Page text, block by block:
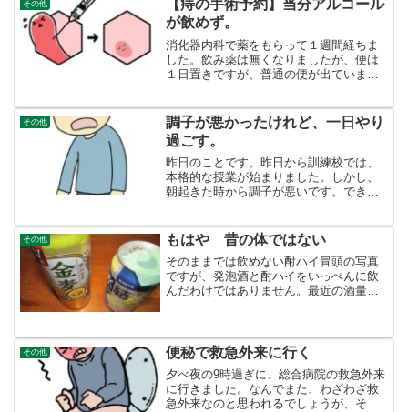
思い出せないスポーツ施設...
その他
【痔の手術予約】当分アルコール
が飲めず。
消化器内科で薬をもらって１週間経ちま
した。飲み薬は無くなりましたが、便は
１日置きですが、普通の便が出ていま
か、次病院で相談するんでした。消化器
内科では、痔の手術はしない...
その他
調子が悪かったけれど、一日やり
過ごす。
昨日のことです。昨日から訓練校では、
本格的な授業が始まりました。しかし、
朝起きた時から調子が悪いです。できる
っても、息切れ・動悸があるわけではあ
りません。どう言葉で表現...
その他 もはや 昔の体ではない
そのままでは飲めない酎ハイ冒頭の写真
ですが、発泡酒と酎ハイをいっぺんに飲
んだわけではありません。最近の酒量で
ません。スーパーに半額のシールが貼っ
てあったので、５００ｃ...
その他 便秘で救急外来に行く
夕べ夜の9時過ぎに、総合病院の救急外来
に行きました。なんでまた、わざわざ救
急外来なのと思われるでしょうが、その